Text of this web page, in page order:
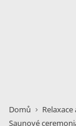
Domů
Saunové